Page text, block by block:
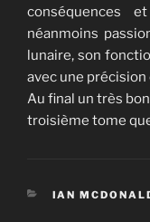
conséquences
néanmoins
lunaire, son
avec une
Au final un très
troisième tome
CATÉGORIES
IAN